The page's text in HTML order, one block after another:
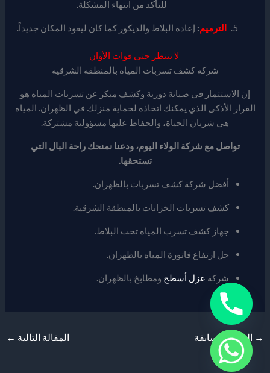
للتأكد من انتهاء المشكلة.
الترميم: إعادة البلاط والديكور كما كان ليعود المكان جديداً.
لا تنتظر حتى فوات الأوان
شركه كشف تسربات المياه بالمنطقه الشرقيه
إن الاستثمار في صيانة دورية وكشف مبكر عن تسربات المياه هو
القرار الأذكى الذي يمكنك اتخاذه لحماية منزلك في الظهران. المياه
هي شريان الحياة، والحفاظ عليها مسؤولية مشتركة.
تواصل مع شركة الولاء اليوم، ودعنا نمنحك راحة البال التي
تستحقها.
أفضل شركة كشف تسربات بالظهران.
كشف تسربات الخزانات بالمنطقة الشرقية.
جهاز كشف تسرب المياه تحت البلاط.
حل ارتفاع فاتورة المياه بالظهران.
شركة عزل أسطح ومطابخ بالظهران.
→ المقالة السابقة المقالة التالية ←